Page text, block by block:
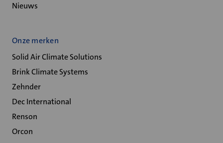
Nieuws
Onze merken
Solid Air Climate Solutions
Brink Climate Systems
Zehnder
Dec International
Renson
Orcon